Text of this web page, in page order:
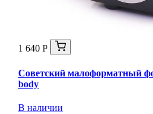
1 640 Р
Советский малоформатный
body
В наличии